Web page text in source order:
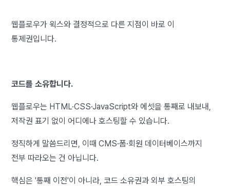
웹플로우가 윅스와 결정적으로 다른 지점이 바로 이
통제권입니다.
코드를 소유합니다.
웹플로우는 HTML·CSS·JavaScript와 에셋을 통째로 내보내,
저작권 표기 없이 어디에나 호스팅할 수 있습니다.
정직하게 말씀드리면, 이때 CMS·폼·회원 데이터베이스까지
전부 따라오는 건 아닙니다.
핵심은 '통째 이전'이 아니라, 코드 소유권과 외부 호스팅의